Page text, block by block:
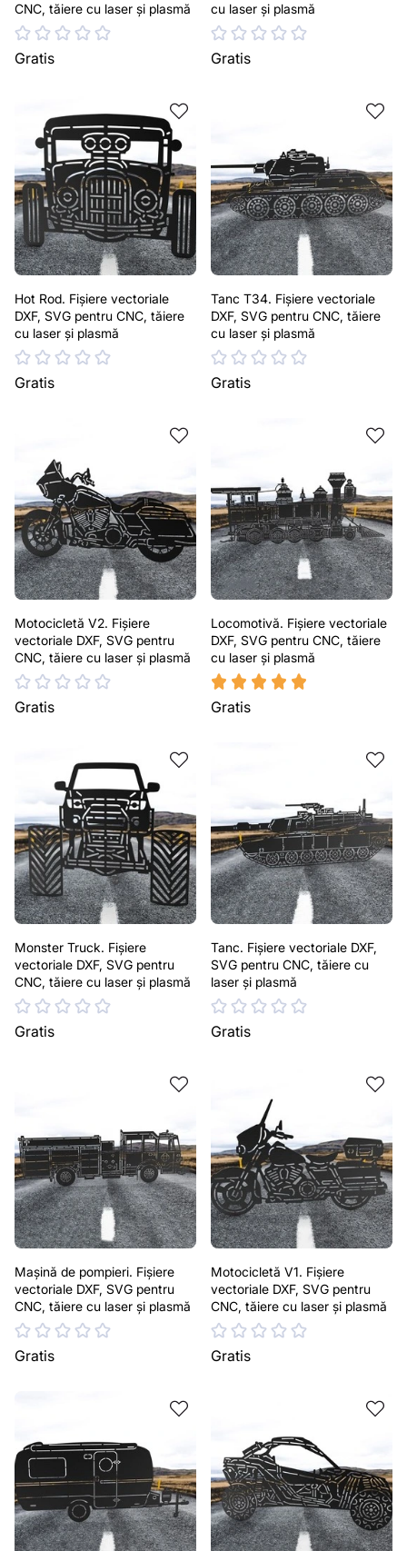
CNC, tăiere cu laser și plasmă
Gratis
cu laser și plasmă
Gratis
Hot Rod. Fișiere vectoriale
DXF, SVG pentru CNC, tăiere
cu laser și plasmă
Gratis
Tanc T34. Fișiere vectoriale
DXF, SVG pentru CNC, tăiere
cu laser și plasmă
Gratis
Motocicletă V2. Fișiere
vectoriale DXF, SVG pentru
CNC, tăiere cu laser și plasmă
Gratis
Locomotivă. Fișiere vectoriale
DXF, SVG pentru CNC, tăiere
cu laser și plasmă
Gratis
Monster Truck. Fișiere
vectoriale DXF, SVG pentru
CNC, tăiere cu laser și plasmă
Gratis
Tanc. Fișiere vectoriale DXF,
SVG pentru CNC, tăiere cu
laser și plasmă
Gratis
Mașină de pompieri. Fișiere
vectoriale DXF, SVG pentru
CNC, tăiere cu laser și plasmă
Gratis
Motocicletă V1. Fișiere
vectoriale DXF, SVG pentru
CNC, tăiere cu laser și plasmă
Gratis